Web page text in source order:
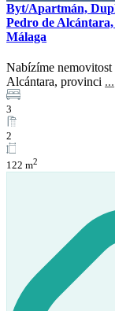
Byt/Apartmán,
Pedro de
Málaga
Nabízíme
Alcántara, provinci ...
3
2
122 m2